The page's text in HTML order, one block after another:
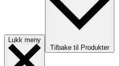
Lukk meny
Tilbake til Produkter